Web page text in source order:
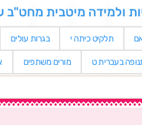
ולמידה מיטבית מחט"ב
תלקיט כיתה י בגרות עולים
בעברית ט מורים משתפים